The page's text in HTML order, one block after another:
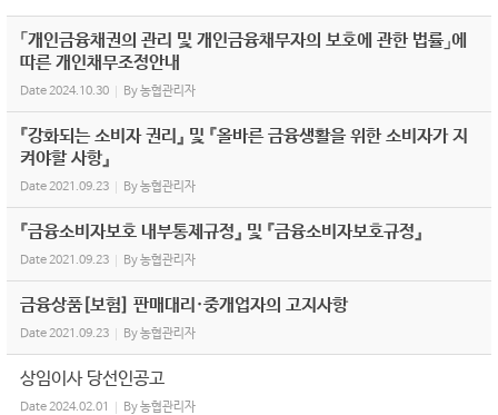
「개인금융채권의 관리 및 개인금융채무자의 보호에 관한 법률」에
따른 개인채무조정안내
Date2024.10.30 By농협관리자
『강화되는 소비자 권리』 및 『올바른 금융생활을 위한 소비자가 지
켜야할 사항』
Date2021.09.23 By농협관리자
『금융소비자보호 내부통제규정』 및 『금융소비자보호규정』
Date2021.09.23 By농협관리자
금융상품[보험] 판매대리·중개업자의 고지사항
Date2021.09.23 By농협관리자
상임이사 당선인공고
Date2024.02.01 By농협관리자